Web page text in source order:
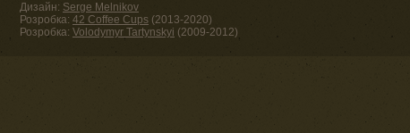
Дизайн: Serge Melnikov
Розробка: 42 Coffee Cups (2013-2020)
Розробка: Volodymyr Tartynskyi (2009-2012)